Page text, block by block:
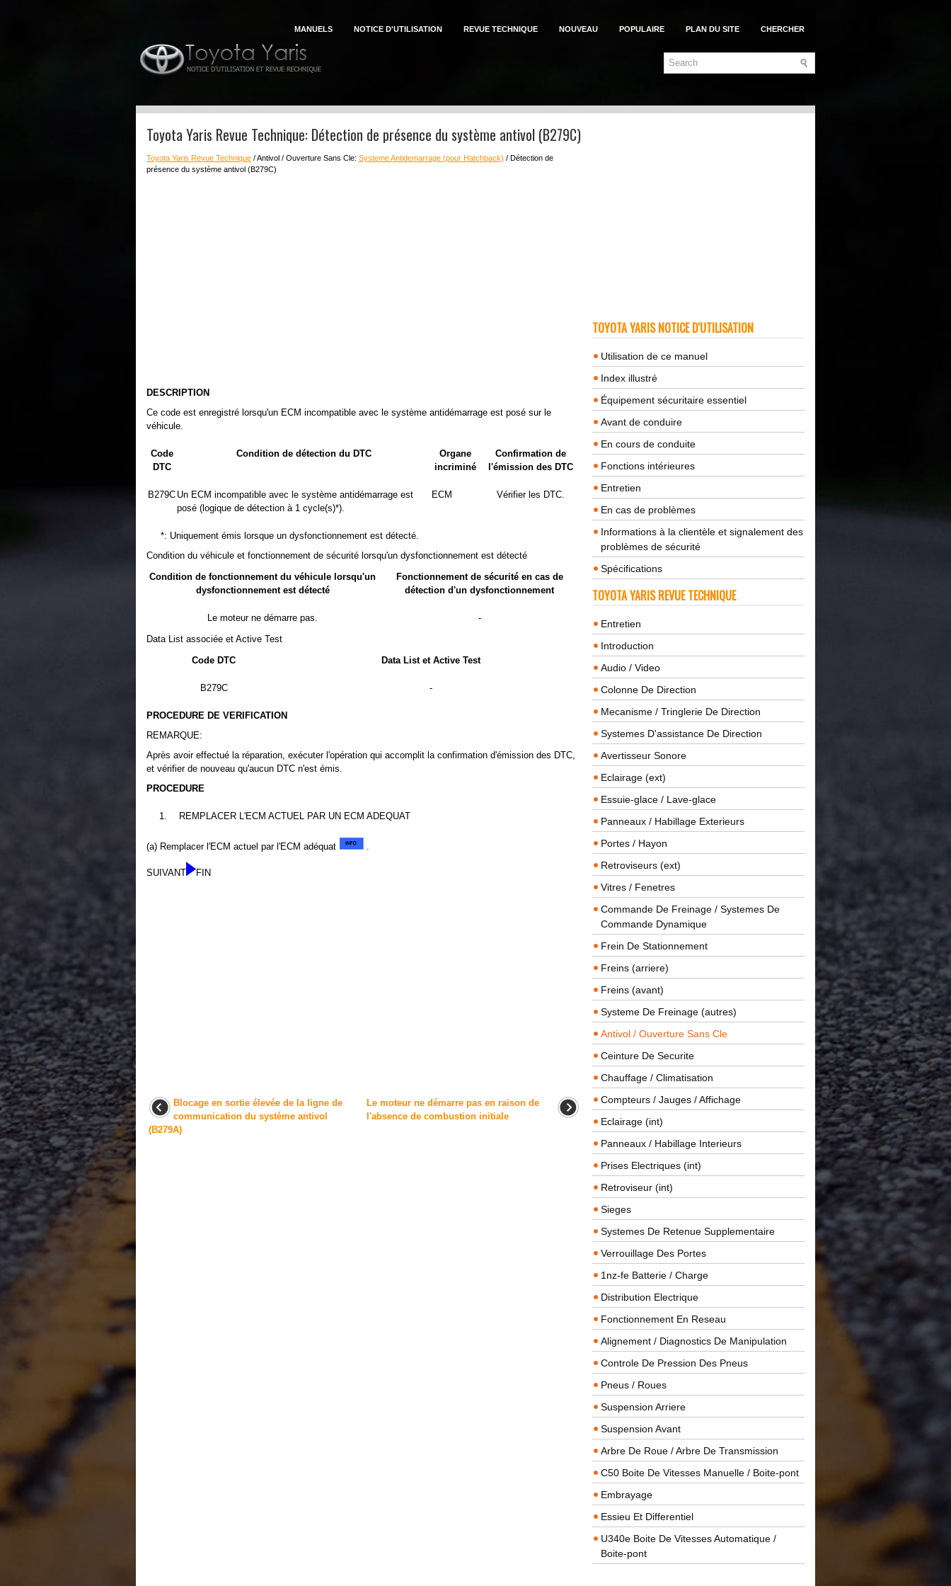
MANUELS NOTICE D'UTILISATION REVUE TECHNIQUE NOUVEAU POPULAIRE PLAN DU SITE CHERCHER
Toyota Yaris Revue Technique: Détection de présence du système antivol (B279C)
Toyota Yaris Revue Technique / Antivol / Ouverture Sans Cle: Systeme Antidemarrage (pour Hatchback) / Détection de
présence du système antivol (B279C)
DESCRIPTION
Ce code est enregistré lorsqu'un ECM incompatible avec le système antidémarrage est posé sur le
véhicule.
Code
DTC
Condition de détection du DTC
Organe
incriminé
Confirmation de
l'émission des DTC
B279C Un ECM incompatible avec le système antidémarrage est
posé (logique de détection à 1 cycle(s)*).
ECM Vérifier les DTC.
*: Uniquement émis lorsque un dysfonctionnement est détecté.
Condition du véhicule et fonctionnement de sécurité lorsqu'un dysfonctionnement est détecté
Condition de fonctionnement du véhicule lorsqu'un
dysfonctionnement est détecté
Fonctionnement de sécurité en cas de
détection d'un dysfonctionnement
Le moteur ne démarre pas.
-
Data List associée et Active Test
Code DTC
Data List et Active Test
B279C -
PROCEDURE DE VERIFICATION
REMARQUE:
Après avoir effectué la réparation, exécuter l'opération qui accomplit la confirmation d'émission des DTC,
et vérifier de nouveau qu'aucun DTC n'est émis.
PROCEDURE
1. REMPLACER L'ECM ACTUEL PAR UN ECM ADEQUAT
(a) Remplacer l'ECM actuel par l'ECM adéquat .
SUIVANT FIN
Blocage en sortie élevée de la ligne de
communication du système antivol
(B279A)
Le moteur ne démarre pas en raison de
l'absence de combustion initiale
TOYOTA YARIS NOTICE D'UTILISATION
Utilisation de ce manuel
Index illustré
Équipement sécuritaire essentiel
Avant de conduire
En cours de conduite
Fonctions intérieures
Entretien
En cas de problèmes
Informations à la clientèle et signalement des
problèmes de sécurité
Spécifications
TOYOTA YARIS REVUE TECHNIQUE
Entretien
Introduction
Audio / Video
Colonne De Direction
Mecanisme / Tringlerie De Direction
Systemes D'assistance De Direction
Avertisseur Sonore
Eclairage (ext)
Essuie-glace / Lave-glace
Panneaux / Habillage Exterieurs
Portes / Hayon
Retroviseurs (ext)
Vitres / Fenetres
Commande De Freinage / Systemes De
Commande Dynamique
Frein De Stationnement
Freins (arriere)
Freins (avant)
Systeme De Freinage (autres)
Antivol / Ouverture Sans Cle
Ceinture De Securite
Chauffage / Climatisation
Compteurs / Jauges / Affichage
Eclairage (int)
Panneaux / Habillage Interieurs
Prises Electriques (int)
Retroviseur (int)
Sieges
Systemes De Retenue Supplementaire
Verrouillage Des Portes
1nz-fe Batterie / Charge
Distribution Electrique
Fonctionnement En Reseau
Alignement / Diagnostics De Manipulation
Controle De Pression Des Pneus
Pneus / Roues
Suspension Arriere
Suspension Avant
Arbre De Roue / Arbre De Transmission
C50 Boite De Vitesses Manuelle / Boite-pont
Embrayage
Essieu Et Differentiel
U340e Boite De Vitesses Automatique /
Boite-pont